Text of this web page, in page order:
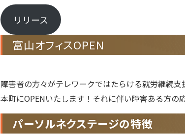
リリース
富山オフィスOPEN
障害者の方々がテレワークではたらける就労継続
本町にOPENいたします！それに伴い障害ある方
パーソルネクステージの特徴